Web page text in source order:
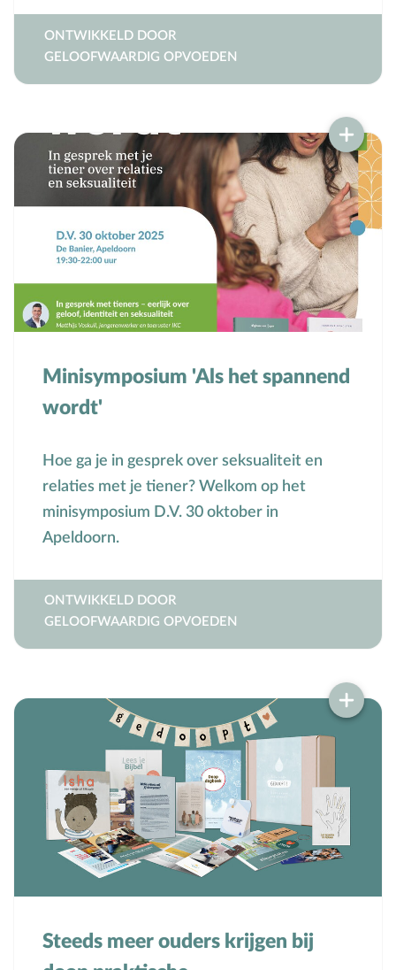
ONTWIKKELD DOOR
GELOOFWAARDIG OPVOEDEN
Minisymposium 'Als het spannend
wordt'
Hoe ga je in gesprek over seksualiteit en
relaties met je tiener? Welkom op het
minisymposium D.V. 30 oktober in
Apeldoorn.
ONTWIKKELD DOOR
GELOOFWAARDIG OPVOEDEN
Steeds meer ouders krijgen bij